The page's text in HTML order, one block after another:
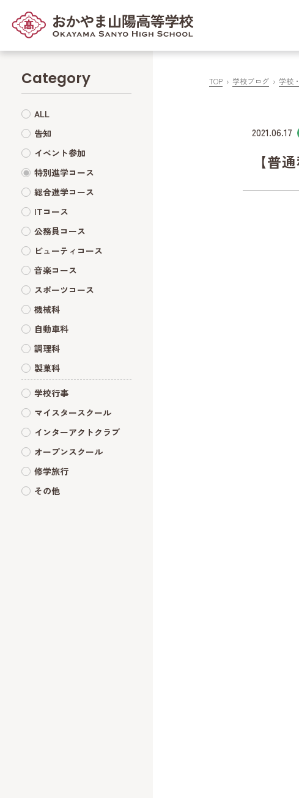
TOP 学校ブログ 学校
2021.06.17
【普
Category
ALL
告知
イベント参加
特別進学コース
総合進学コース
ITコース
公務員コース
ビューティコース
音楽コース
スポーツコース
機械科
自動車科
調理科
製菓科
学校行事
マイスタースクール
インターアクトクラブ
オープンスクール
修学旅行
その他